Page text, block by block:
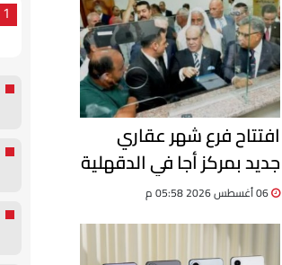
افتتاح فرع شهر عقاري
جديد بمركز أجا في الدقهلية
لتقديم خدمات التوثيق
الرقمية
06 أغسطس 2026 05:58 م
1